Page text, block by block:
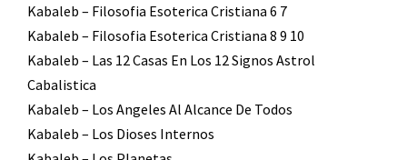
Kabaleb – Filosofia Esoterica Cristiana 6 7
Kabaleb – Filosofia Esoterica Cristiana 8 9 10
Kabaleb – Las 12 Casas En Los 12 Signos Astrol
Cabalistica
Kabaleb – Los Angeles Al Alcance De Todos
Kabaleb – Los Dioses Internos